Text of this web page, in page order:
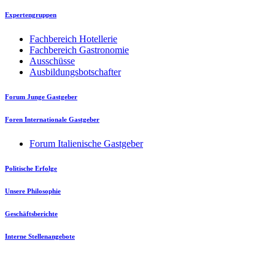
Expertengruppen
Fachbereich Hotellerie
Fachbereich Gastronomie
Ausschüsse
Ausbildungsbotschafter
Forum Junge Gastgeber
Foren Internationale Gastgeber
Forum Italienische Gastgeber
Politische Erfolge
Unsere Philosophie
Geschäftsberichte
Interne Stellenangebote